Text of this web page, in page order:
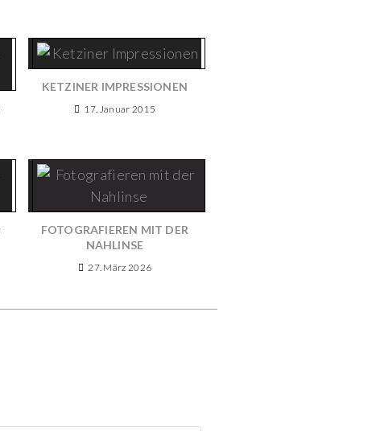
KETZINER IMPRESSIONEN
17. Januar 2015
FOTOGRAFIEREN MIT DER
NAHLINSE
27. März 2026